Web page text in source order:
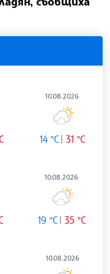
10.08.2026
14 °C 31 °C
10.08.2026
19 °C 35 °C
10.08.2026